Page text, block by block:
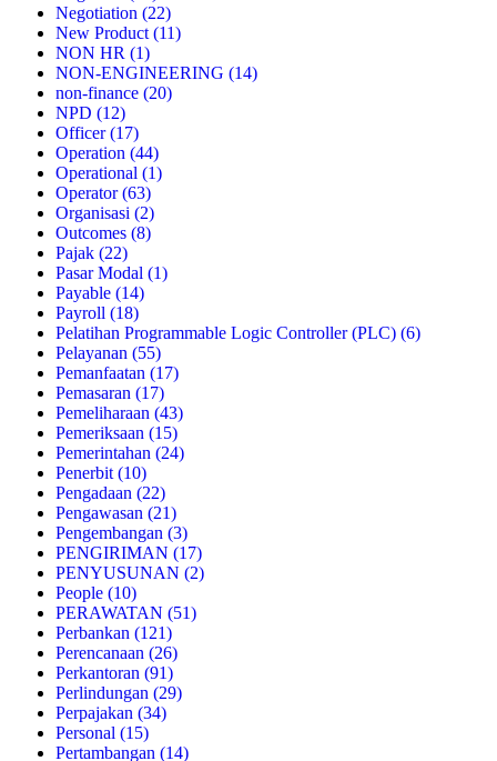
Negotiation (22)
New Product (11)
NON HR (1)
NON-ENGINEERING (14)
non-finance (20)
NPD (12)
Officer(17)
Operation (44)
Operational (1)
Operator(63)
Organisasi (2)
Outcomes (8)
Pajak (22)
Pasar Modal (1)
Payable (14)
Payroll (18)
Pelatihan Programmable Logic Controller (PLC) (6)
Pelayanan (55)
Pemanfaatan (17)
Pemasaran (17)
Pemeliharaan (43)
Pemeriksaan (15)
Pemerintahan (24)
Penerbit (10)
Pengadaan (22)
Pengawasan (21)
Pengembangan (3)
PENGIRIMAN (17)
PENYUSUNAN (2)
People (10)
PERAWATAN (51)
Perbankan (121)
Perencanaan (26)
Perkantoran (91)
Perlindungan (29)
Perpajakan (34)
Personal (15)
Pertambangan (14)